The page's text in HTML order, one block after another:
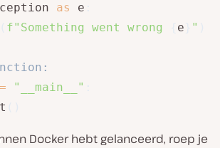
as e
f"Something went wrong e "
"__main__"
Docker hebt gelanceerd, roep je